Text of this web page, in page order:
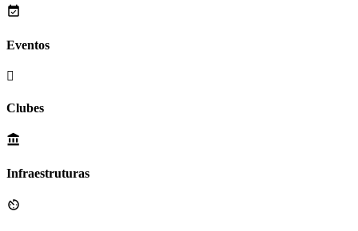
Eventos
Clubes
Infraestruturas